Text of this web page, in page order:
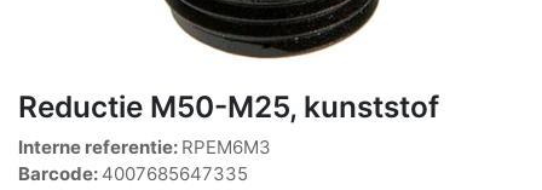
Reductie M50-M25, kunststof
Interne referentie: RPEM6M3
Barcode: 4007685647335